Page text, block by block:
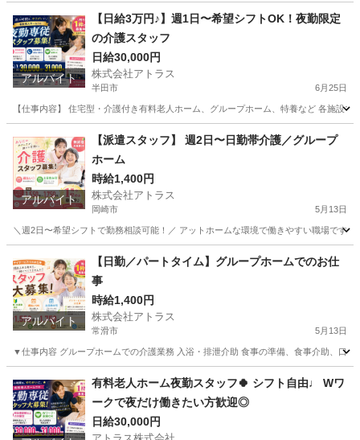
介護士 愛知 安城市 介護士 時給
アルバイト
【日給3万円♪】週1日〜希望シフトOK！夜勤限定
の介護スタッフ
日給30,000円
株式会社アトラス
半田市 6月25日
【仕事内容】 住宅型・介護付き有料老人ホーム、グループホーム、特養など 各施設
介護士 スタッフ
アルバイト
【派遣スタッフ】 週2日〜日勤帯介護／グループ
ホーム
時給1,400円
株式会社アトラス
岡崎市 5月13日
＼週2日〜希望シフトで勤務相談可能！／ アットホームな環境で働きやすい職場です
介護 時給
アルバイト
【日勤／パートタイム】グループホームでのお仕
事
時給1,400円
株式会社アトラス
常滑市 5月13日
▼仕事内容 グループホームでの介護業務 入浴・排泄介助 食事の準備、食事介助、口
介護
有料老人ホーム夜勤スタッフ🍀 シフト自由♩ Wワ
ークで夜だけ働きたい方歓迎◎
日給30,000円